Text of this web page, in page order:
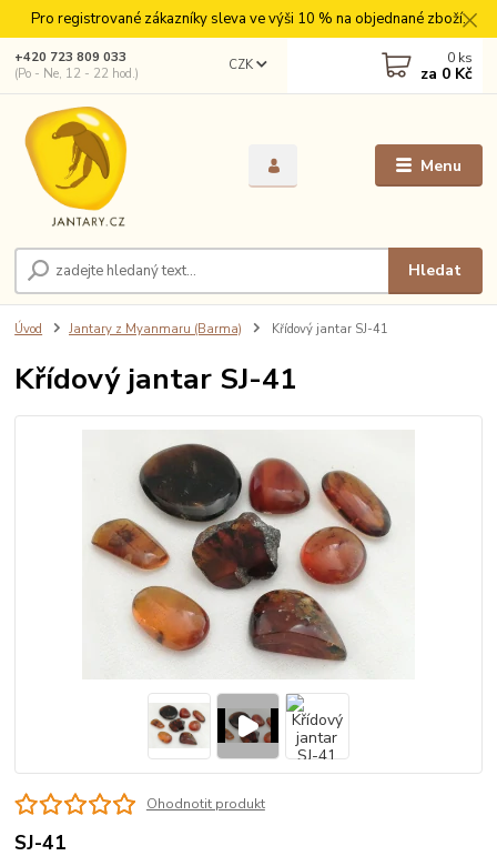
Pro registrované zákazníky sleva ve výši 10 % na objednané zboží.
Menu
CZK
Hledat
+420 723 809 033
(Po - Ne, 12 - 22 hod.)
0 ks
za 0 Kč
Úvod Jantary z Myanmaru (Barma) Křídový jantar SJ-41
Křídový jantar SJ-41
Ohodnotit produkt
SJ-41